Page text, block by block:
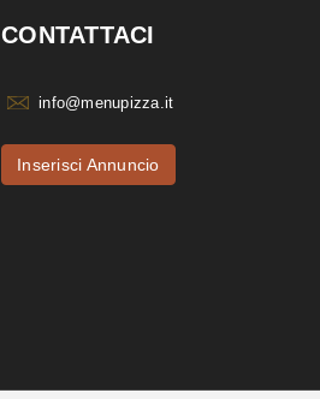
CONTATTACI
info@menupizza.it
Inserisci Annuncio